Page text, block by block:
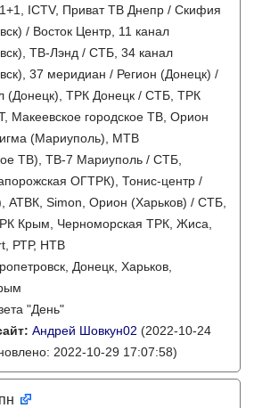
ICTV, Приват ТВ Днепр / Скифия
/ Восток Центр, 11 канал
ТВ-Лэнд / СТБ, 34 канал
37 меридиан / Регион (Донецк) /
(Донецк), ТРК Донецк / СТБ, ТРК
Макеевское городское ТВ, Орион
(Мариуполь), МТВ
ТВ), ТВ-7 Мариуполь / СТБ,
ОГТРК), Тонис-центр /
АТВК, Simon, Орион (Харьков) / СТБ,
Крым, Черноморская ТРК, Жиса,
РТР, НТВ
Донецк, Харьков,
"День"
Андрей Шовкун02 (2022-10-24
2022-10-29 17:07:58)